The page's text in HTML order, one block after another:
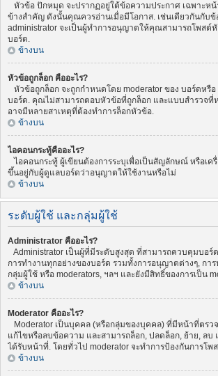
หัวข้อ ปักหมุด จะปรากฏอยู่ใต้ข้อความประกาศ เฉพาะห
ข้างสำคัญ ดังนั้นคุณควรอ่านเมื่อมีโอกาส. เช่นเดียวกันกับ
administrator จะเป็นผู้ทำการอนุญาตให้คุณสามารถโพสต์
บอร์ด.
ข้างบน
หัวข้อถูกล็อก คืออะไร?
หัวข้อถูกล็อก จะถูกกำหนดโดย moderator ของ บอร์ดหรือ
บอร์ด. คุณไม่สามารถตอบหัวข้อที่ถูกล็อก และแบบสำรวจที่
อาจมีหลายสาเหตุที่ต้องทำการล็อกหัวข้อ.
ข้างบน
ไอคอนกระทู้คืออะไร?
ไอคอนกระทู้ ผู้เขียนต้องการระบุเพื่อเป็นสัญลักษณ์ หรือเค
ขึ้นอยู่กับผู้ดูแลบอร์ดว่าอนุญาตให้ใช้งานหรือไม่
ข้างบน
ระดับผู้ใช้ และกลุ่มผู้ใช้
Administrator คืออะไร?
Administrator เป็นผู้ที่มีระดับสูงสุด ที่สามารถควบคุมบอ
การทำงานทุกอย่างของบอร์ด รวมทั้งการอนุญาตต่างๆ, การ
กลุ่มผู้ใช้ หรือ moderators, ฯลฯ และยังมีสิทธิ์ของการเป็น
ข้างบน
Moderator คืออะไร?
Moderator เป็นบุคคล (หรือกลุ่มของบุคคล) ที่มีหน้าที่ตรว
แก้ไขหรือลบข้อความ และสามารถล็อก, ปลดล็อก, ย้าย, ลบ
ได้รับหน้าที่. โดยทั่วไป moderator จะทำการป้องกันการโ
ข้างบน